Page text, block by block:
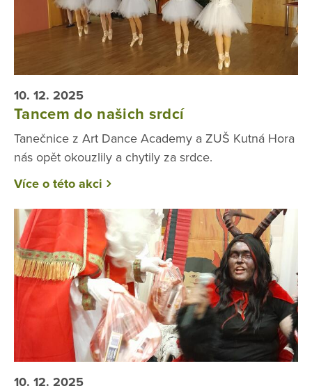
10. 12. 2025
Tancem do našich srdcí
Tanečnice z Art Dance Academy a ZUŠ Kutná Hora
nás opět okouzlily a chytily za srdce.
Více o této akci
10. 12. 2025